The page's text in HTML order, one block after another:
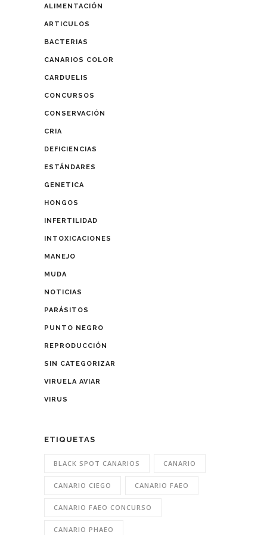
ALIMENTACIÓN
ARTICULOS
BACTERIAS
CANARIOS COLOR
CARDUELIS
CONCURSOS
CONSERVACIÓN
CRIA
DEFICIENCIAS
ESTÁNDARES
GENETICA
HONGOS
INFERTILIDAD
INTOXICACIONES
MANEJO
MUDA
NOTICIAS
PARÁSITOS
PUNTO NEGRO
REPRODUCCIÓN
SIN CATEGORIZAR
VIRUELA AVIAR
VIRUS
ETIQUETAS
BLACK SPOT CANARIOS CANARIO
CANARIO CIEGO CANARIO FAEO
CANARIO FAEO CONCURSO
CANARIO PHAEO